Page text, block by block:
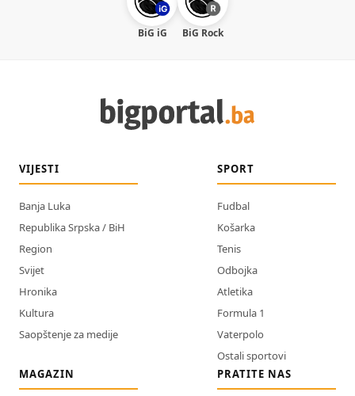
BiG iG BiG Rock
VIJESTI
Banja Luka
Republika Srpska / BiH
Region
Svijet
Hronika
Kultura
Saopštenje za medije
SPORT
Fudbal
Košarka
Tenis
Odbojka
Atletika
Formula 1
Vaterpolo
Ostali sportovi
MAGAZIN
PRATITE NAS